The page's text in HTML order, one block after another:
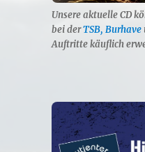
Unsere aktuelle CD
bei derTSB, Burhave
Auftritte käuflich